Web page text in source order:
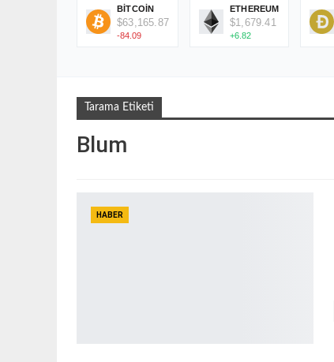
BITCOIN
$63,165.87
-84.09
ETHEREUM
$1,679.41
+6.82
Tarama Etiketi
Blum
HABER